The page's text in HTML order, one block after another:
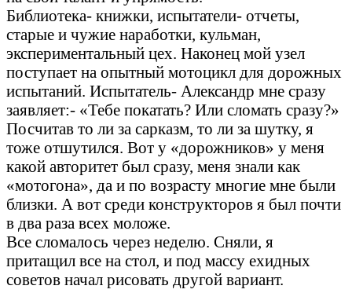
Библиотека- книжки, испытатели- отчеты,
старые и чужие наработки, кульман,
экспериментальный цех. Наконец мой узел
поступает на опытный мотоцикл для дорожных
испытаний. Испытатель- Александр мне сразу
заявляет:- «Тебе покатать? Или сломать сразу?»
Посчитав то ли за сарказм, то ли за шутку, я
тоже отшутился. Вот у «дорожников» у меня
какой авторитет был сразу, меня знали как
«мотогона», да и по возрасту многие мне были
близки. А вот среди конструкторов я был почти
в два раза всех моложе.
Все сломалось через неделю. Сняли, я
притащил все на стол, и под массу ехидных
советов начал рисовать другой вариант.